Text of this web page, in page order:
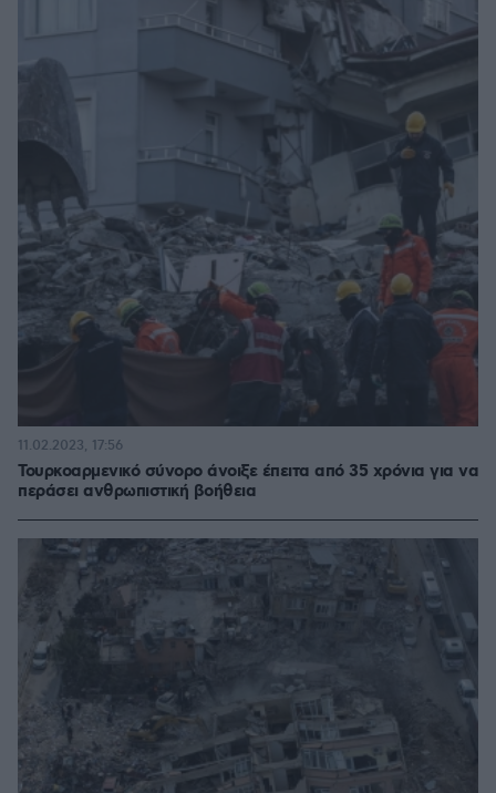
Τουρκοαρμενικό σύνορο άνοιξε έπειτα από 35 χρόνια για να
περάσει ανθρωπιστική βοήθεια
11.02.2023, 17:56